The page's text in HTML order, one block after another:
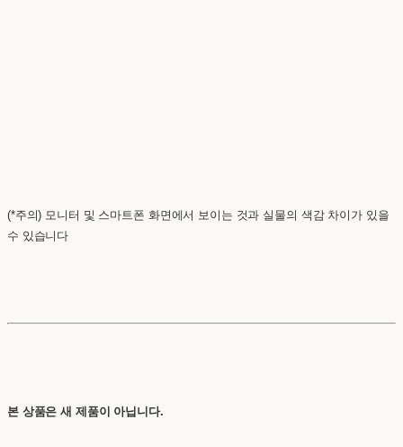
(*주의) 모니터 및 스마트폰 화면에서 보이는 것과 실물의 색감 차이가 있을
수 있습니다
본 상품은 새 제품이 아닙니다.